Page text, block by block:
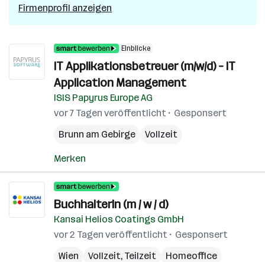
Firmenprofil anzeigen
Einblicke
IT Applikationsbetreuer (m/w/d) – IT
Application Management
ISIS Papyrus Europe AG
vor 7 Tagen veröffentlicht
Gesponsert
Brunn am Gebirge
Vollzeit
Merken
BuchhalterIn (m / w / d)
Kansai Helios Coatings GmbH
vor 2 Tagen veröffentlicht
Gesponsert
Wien
Vollzeit, Teilzeit
Homeoffice